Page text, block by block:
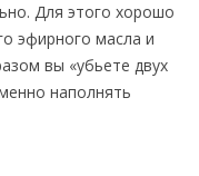
Для этого хорошо
эфирного масла и
вы «убьете двух
наполнять